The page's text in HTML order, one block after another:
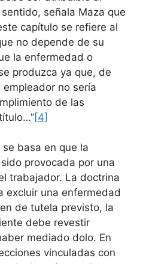
señala Maza que
capítulo se refiere al
no depende de su
la enfermedad o
produzca ya que, de
no sería
de las
[4]
basa en que la
provocada por una
trabajador. La doctrina
excluir una enfermedad
de tutela previsto, la
debe revestir
mediado dolo. En
vinculadas con